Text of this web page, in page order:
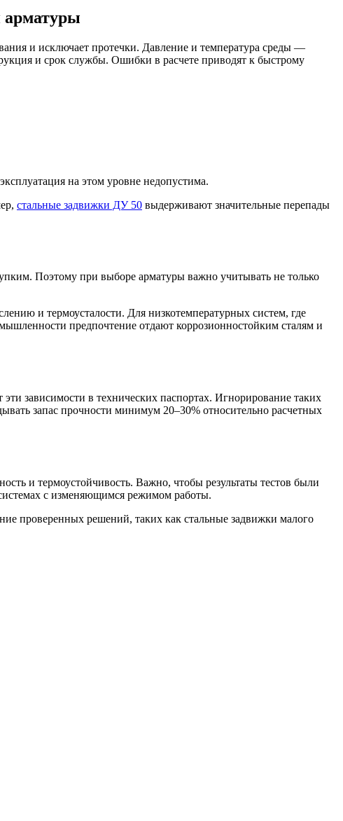
арматуры
и исключает протечки. Давление и температура среды —
и срок службы. Ошибки в расчете приводят к быстрому
на этом уровне недопустима.
стальные задвижки ДУ 50 выдерживают значительные перепады
Поэтому при выборе арматуры важно учитывать не только
и термоусталости. Для низкотемпературных систем, где
предпочтение отдают коррозионностойким сталям и
зависимости в технических паспортах. Игнорирование таких
запас прочности минимум 20–30% относительно расчетных
и термоустойчивость. Важно, чтобы результаты тестов были
с изменяющимся режимом работы.
проверенных решений, таких как стальные задвижки малого